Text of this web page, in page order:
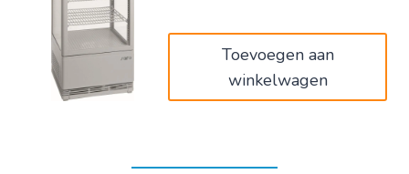
Toevoegen aan
winkelwagen